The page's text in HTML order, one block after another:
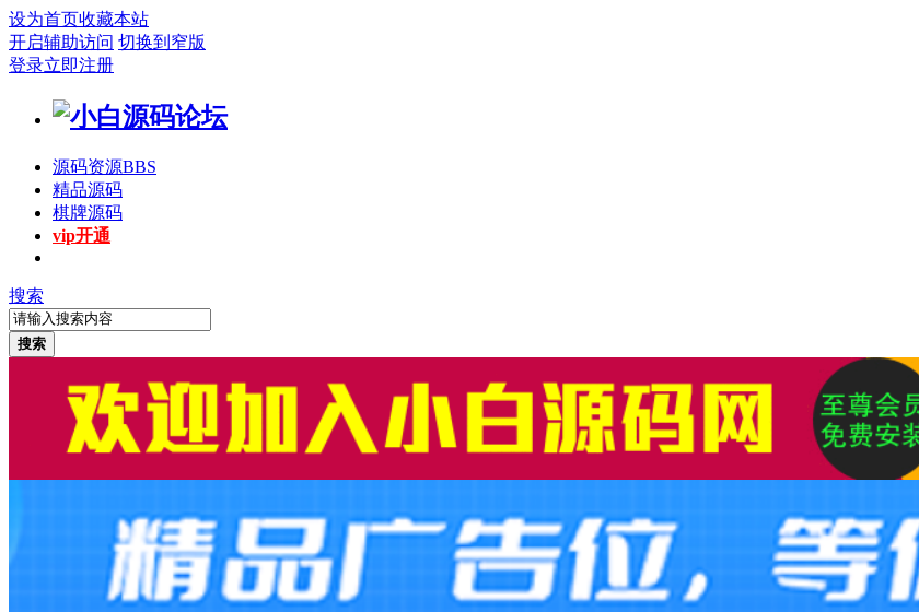
设为首页收藏本站
开启辅助访问 切换到窄版
登录立即注册
源码资源BBS
精品源码
棋牌源码
vip开通
搜索
搜索